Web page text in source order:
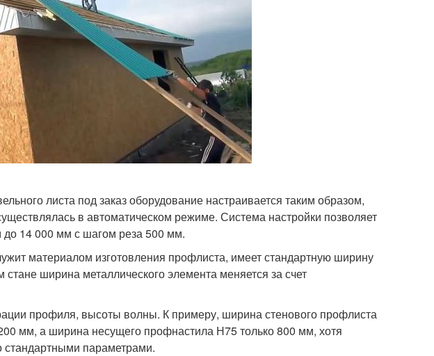
листа под заказ оборудование настраивается таким образом,
в автоматическом режиме. Система настройки позволяет
до 14 000 мм с шагом реза 500 мм.
материалом изготовления профлиста, имеет стандартную ширину
ширина металлического элемента меняется за счет
профиля, высоты волны. К примеру, ширина стенового профлиста
мм, а ширина несущего профнастила Н75 только 800 мм, хотя
стандартными параметрами.